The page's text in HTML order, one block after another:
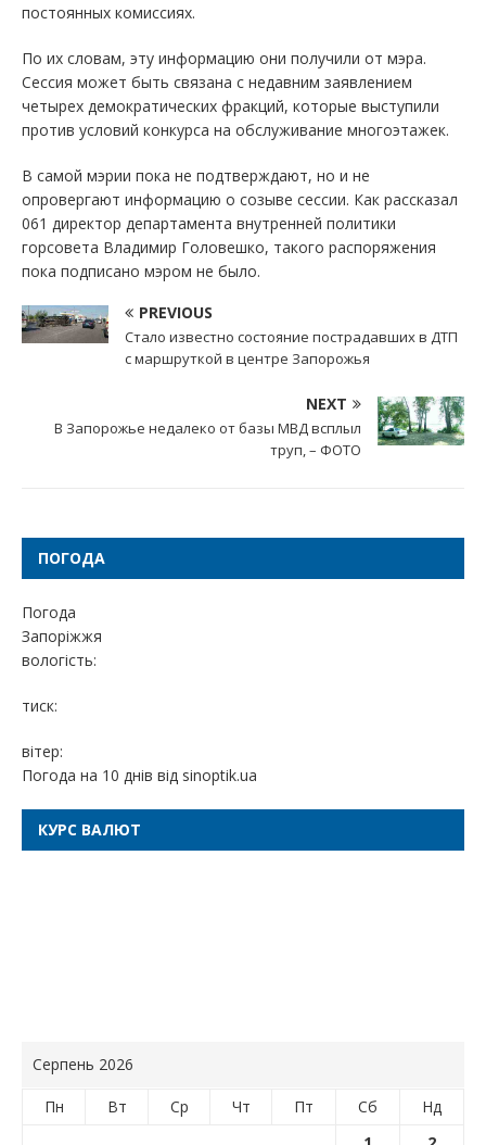
постоянных комиссиях.
По их словам, эту информацию они получили от мэра.
Сессия может быть связана с недавним заявлением
четырех демократических фракций, которые выступили
против условий конкурса на обслуживание многоэтажек.
В самой мэрии пока не подтверждают, но и не
опровергают информацию о созыве сессии. Как рассказал
061 директор департамента внутренней политики
горсовета Владимир Головешко, такого распоряжения
пока подписано мэром не было.
PREVIOUS
Стало известно состояние пострадавших в ДТП
с маршруткой в центре Запорожья
NEXT
В Запорожье недалеко от базы МВД всплыл
труп, – ФОТО
ПОГОДА
Погода
Запоріжжя
вологість:
тиск:
вітер:
Погода на 10 днів від sinoptik.ua
КУРС ВАЛЮТ
Серпень 2026
Пн Вт Ср Чт Пт Сб
Нд